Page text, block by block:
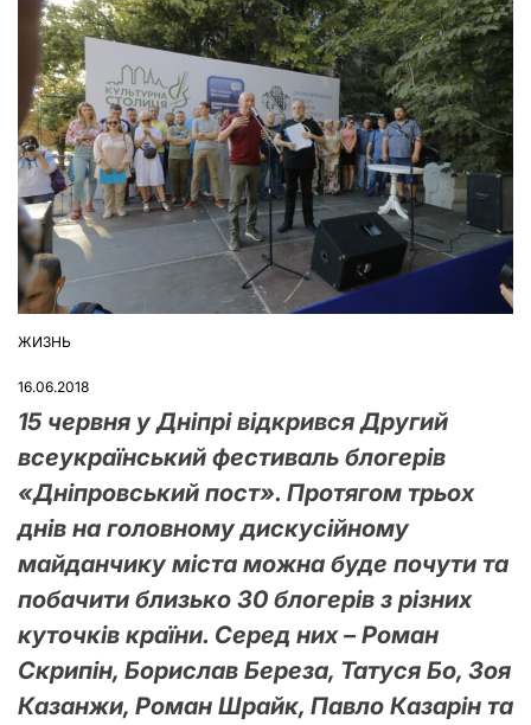
ОПУБЛІКУВАТИ
ЖИЗНЬ
16.06.2018
15 червня у Дніпрі відкрився Другий
всеукраїнський фестиваль блогерів
«Дніпровський пост». Протягом трьох
днів на головному дискусійному
майданчику міста можна буде почути та
побачити близько 30 блогерів з різних
куточків країни. Серед них – Роман
Скрипін, Борислав Береза, Татуся Бо, Зоя
Казанжи, Роман Шрайк, Павло Казарін та